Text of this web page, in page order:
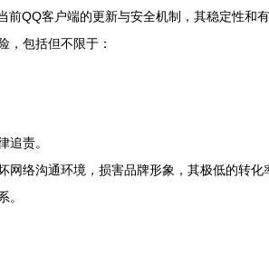
前QQ客户端的更新与安全机制，其稳定性和
，包括但不限于：
追责。
络沟通环境，损害品牌形象，其极低的转
。